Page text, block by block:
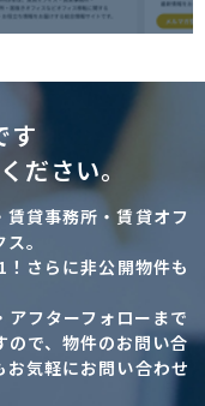
す
ださい。
貸事務所・賃貸オフ
。
さらに非公開物件も
フターフォローまで
ので、物件のお問い合
気軽にお問い合わせ